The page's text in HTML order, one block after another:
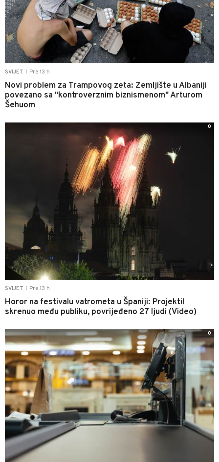
SVIJET Pre 13 h
Novi problem za Trampovog zeta: Zemljište u Albaniji
povezano sa "kontroverznim biznismenom" Arturom
Šehuom
SVIJET Pre 13 h
Horor na festivalu vatrometa u Španiji: Projektil
skrenuo među publiku, povrijeđeno 27 ljudi (Video)
0
0